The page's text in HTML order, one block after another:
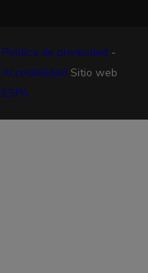
Política de privacidad -
Accesibilidad Sitio web
ESPA